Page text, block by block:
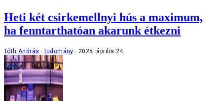
Heti két csirkemellnyi hús a maximum,
ha fenntarthatóan akarunk étkezni
Tóth András tudomány 2025. április 24.